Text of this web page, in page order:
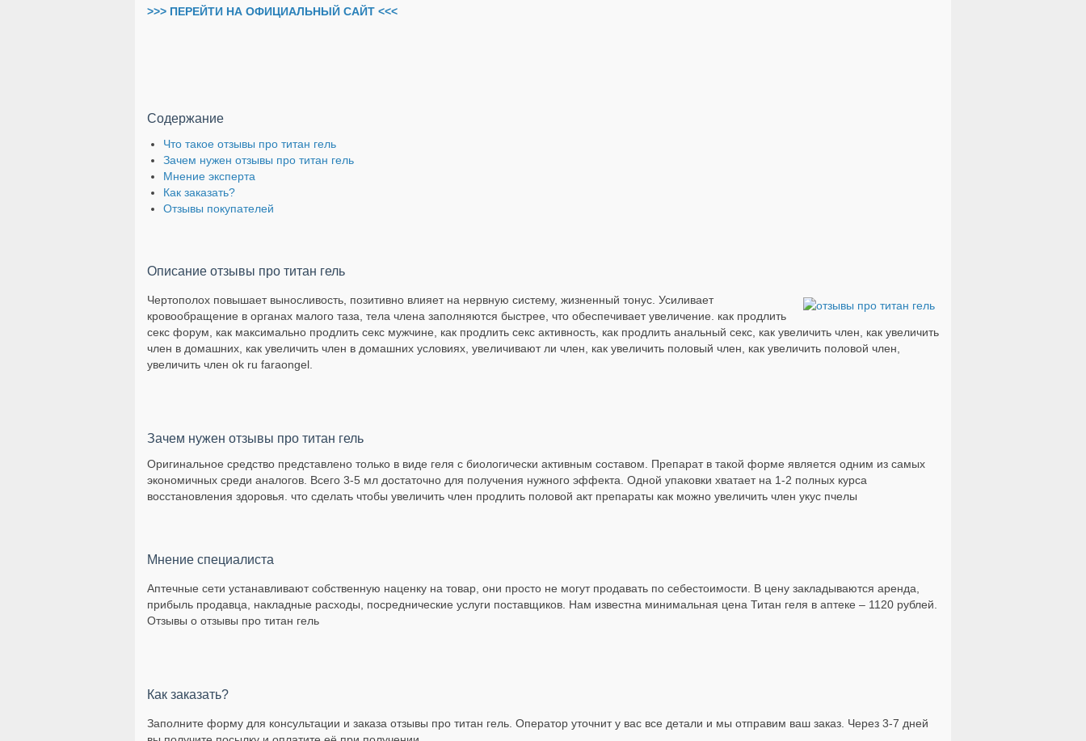
>>> ПЕРЕЙТИ НА ОФИЦИАЛЬНЫЙ САЙТ <<<
Содержание
Что такое отзывы про титан гель
Зачем нужен отзывы про титан гель
Мнение эксперта
Как заказать?
Отзывы покупателей
Описание отзывы про титан гель
Чертополох повышает выносливость, позитивно влияет на нервную систему, жизненный тонус. Усиливает
кровообращение в органах малого таза, тела члена заполняются быстрее, что обеспечивает увеличение. как продлить
секс форум, как максимально продлить секс мужчине, как продлить секс активность, как продлить анальный секс, как увеличить член, как увеличить
член в домашних, как увеличить член в домашних условиях, увеличивают ли член, как увеличить половый член, как увеличить половой член,
увеличить член ok ru faraongel.
Зачем нужен отзывы про титан гель
Оригинальное средство представлено только в виде геля с биологически активным составом. Препарат в такой форме является одним из самых
экономичных среди аналогов. Всего 3-5 мл достаточно для получения нужного эффекта. Одной упаковки хватает на 1-2 полных курса
восстановления здоровья. что сделать чтобы увеличить член продлить половой акт препараты как можно увеличить член укус пчелы
Мнение специалиста
Аптечные сети устанавливают собственную наценку на товар, они просто не могут продавать по себестоимости. В цену закладываются аренда,
прибыль продавца, накладные расходы, посреднические услуги поставщиков. Нам известна минимальная цена Титан геля в аптеке – 1120 рублей.
Отзывы о отзывы про титан гель
Как заказать?
Заполните форму для консультации и заказа отзывы про титан гель. Оператор уточнит у вас все детали и мы отправим ваш заказ. Через 3-7 дней